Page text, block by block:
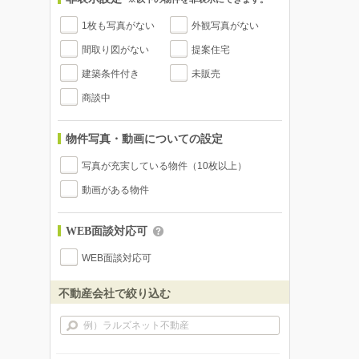
1枚も写真がない 外観写真がない
間取り図がない 提案住宅
建築条件付き 未販売
商談中
物件写真・動画についての設定
写真が充実している物件（10枚以上）
動画がある物件
WEB面談対応可
WEB面談対応可
不動産会社で絞り込む